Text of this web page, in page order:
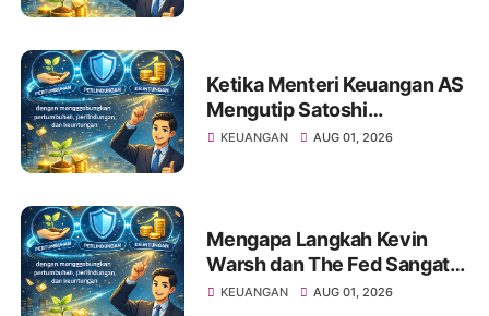
Ketika Menteri Keuangan AS
Mengutip Satoshi
Nakamoto: Apa Artinya bagi
KEUANGAN AUG 01, 2026
Mengapa Langkah Kevin
Warsh dan The Fed Sangat
Penting Bagi Portofolio
KEUANGAN AUG 01, 2026